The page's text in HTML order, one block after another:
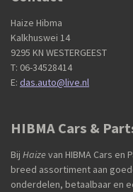
Haize Hibma
Kalkhuswei 14
9295 KN WESTERGEEST
T: 06-34528414
E: das.auto@live.nl
HIBMA Cars &
Bij Haizevan HIBMA Cars
breed assortiment aan
onderdelen, betaalbaar en